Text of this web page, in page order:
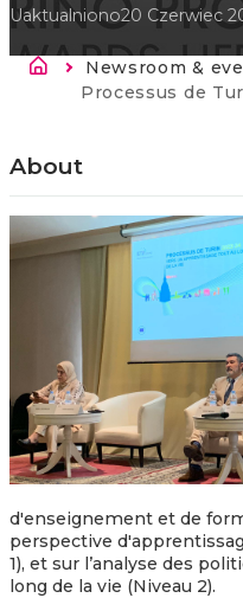
Uaktualniono20 Czerwiec
ŚcieżkaNewsroom &
Current:
Processus de Turin 2022-2024: Vers un
About
d'enseignement et de
perspective
1), et sur l’analyse des
long de la vie (Niveau 2).